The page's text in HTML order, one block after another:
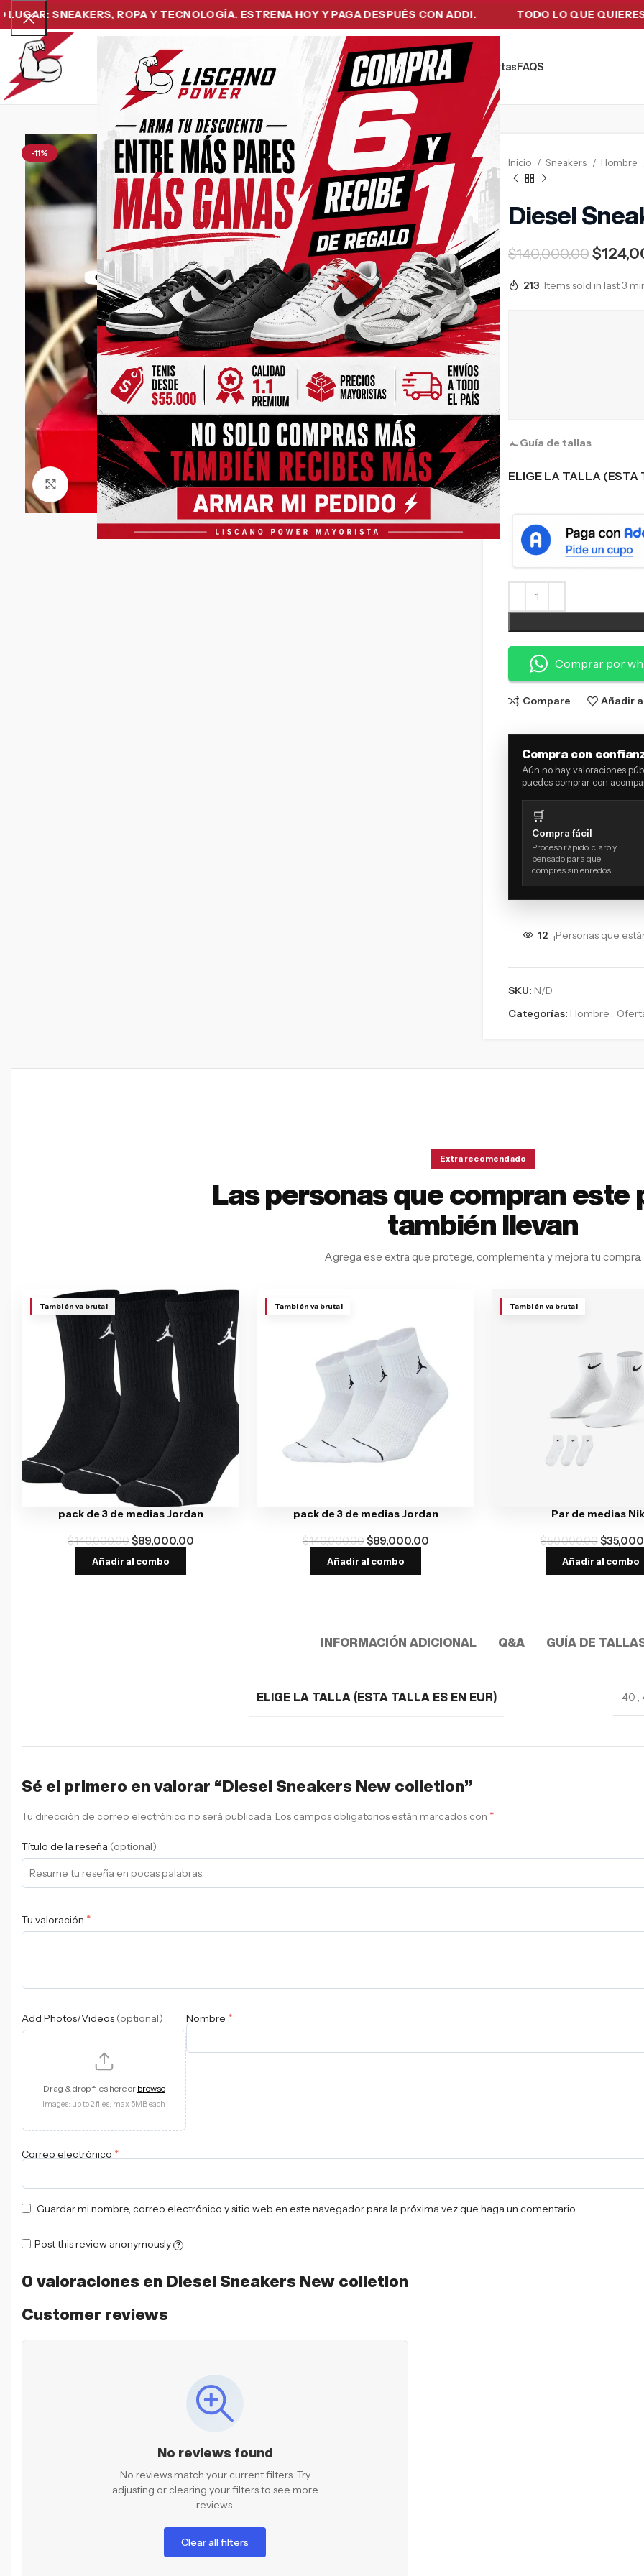
SNEAKERS, ROPA Y TECNOLOGÍA. ESTRENA HOY Y PAGA DESPUÉS CON ADDI. TODO LO QUE QUIERES EN
Home SneakersTecnologíaRopa de Hombre Ofertas FAQ´S
-11%
Click to enlarge
Inicio Sneakers Hombre
Diesel
$140,000.00$
213 Items sold in last 3
Guía de tallas
ELIGE LA TALLA (ESTA
Comprar por
Compare Añadir
Compra con
Aún no hay valoraciones
puedes comprar con
🛒
Compra fácil
Proceso rápido, claro y
pensado para que
compres sin enredos.
12 ¡Personas que
SKU: N/D
Categorías: Hombre ,
Extra recomendado
Las personas que compran este
también llevan
Agrega ese extra que protege, complementa y mejora tu compra.
También va brutal
pack de 3 de medias Jordan
$140,000.00$89,000.00
Añadir al combo
También va brutal
pack de 3 de medias Jordan
$140,000.00$89,000.00
Añadir al combo
También va brutal
Par de medias
$50,000.00$
Añadir al combo
INFORMACIÓN ADICIONAL Q&A GUÍA DE
ELIGE LA TALLA (ESTA TALLA ES EN EUR) 40 ,
0 valoraciones en Diesel Sneakers New colletion
Customer reviews
No reviews found
No reviews match your current filters. Try
adjusting or clearing your filters to see more
reviews.
Clear all filters
Sé el primero en valorar “Diesel Sneakers New colletion”
Tu dirección de correo electrónico no será publicada. Los campos obligatorios están marcados con *
Título de la reseña (optional)
Tu valoración *
Add Photos/Videos (optional)
Drag & drop files here or browse
Images: up to 2 files, max 5MB each
Nombre *
Correo electrónico *
Guardar mi nombre, correo electrónico y sitio web en este navegador para la próxima vez que haga un comentario.
Post this review anonymously ?